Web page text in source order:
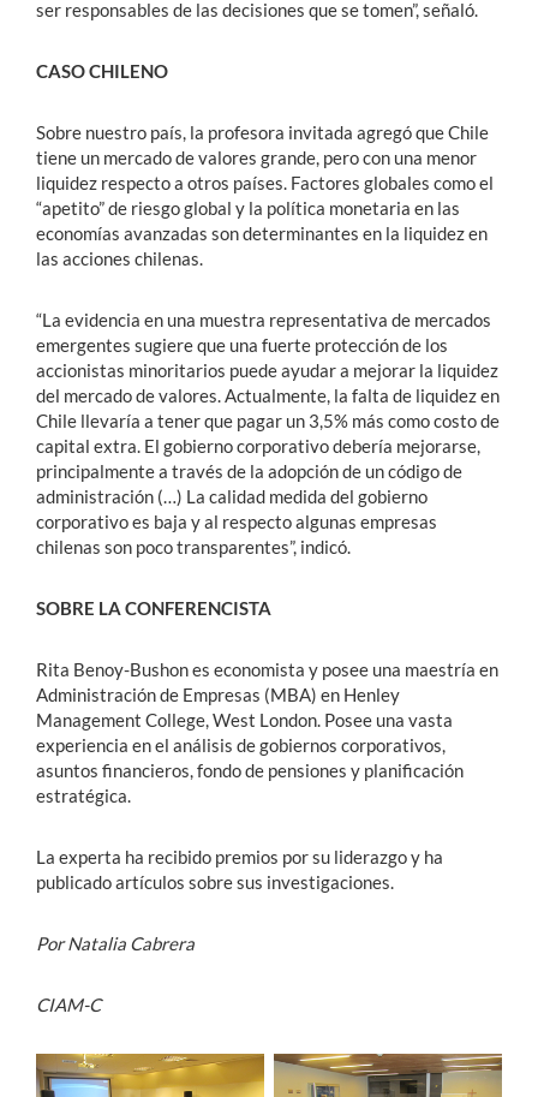
ser responsables de las decisiones que se tomen”, señaló.
CASO CHILENO
Sobre nuestro país, la profesora invitada agregó que Chile
tiene un mercado de valores grande, pero con una menor
liquidez respecto a otros países. Factores globales como el
“apetito” de riesgo global y la política monetaria en las
economías avanzadas son determinantes en la liquidez en
las acciones chilenas.
“La evidencia en una muestra representativa de mercados
emergentes sugiere que una fuerte protección de los
accionistas minoritarios puede ayudar a mejorar la liquidez
del mercado de valores. Actualmente, la falta de liquidez en
Chile llevaría a tener que pagar un 3,5% más como costo de
capital extra. El gobierno corporativo debería mejorarse,
principalmente a través de la adopción de un código de
administración (…) La calidad medida del gobierno
corporativo es baja y al respecto algunas empresas
chilenas son poco transparentes”, indicó.
SOBRE LA CONFERENCISTA
Rita Benoy-Bushon es economista y posee una maestría en
Administración de Empresas (MBA) en Henley
Management College, West London. Posee una vasta
experiencia en el análisis de gobiernos corporativos,
asuntos financieros, fondo de pensiones y planificación
estratégica.
La experta ha recibido premios por su liderazgo y ha
publicado artículos sobre sus investigaciones.
Por Natalia Cabrera
CIAM-C